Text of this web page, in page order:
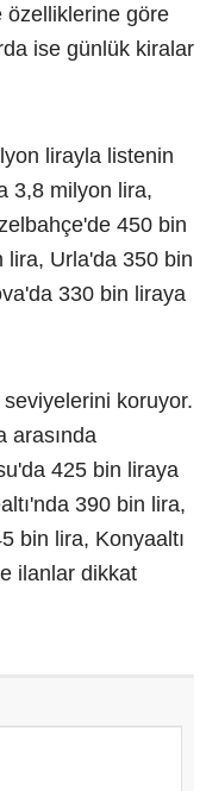
özelliklerine göre
ise günlük kiralar
lirayla listenin
3,8 milyon lira,
450 bin
lira, Urla'da 350 bin
330 bin liraya
koruyor.
arasında
425 bin liraya
390 bin lira,
bin lira, Konyaaltı
ilanlar dikkat